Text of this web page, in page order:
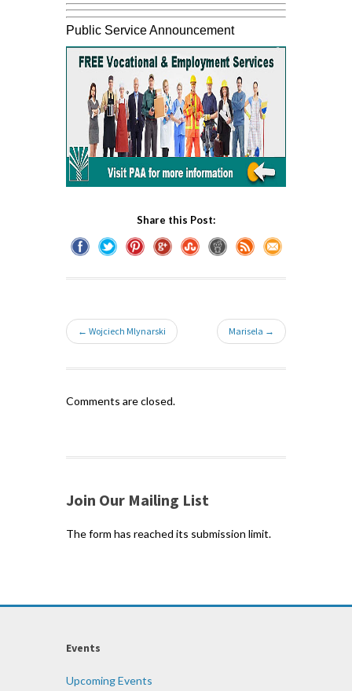
Public Service Announcement
Share this Post:
← Wojciech Mlynarski Marisela →
Comments are closed.
Join Our Mailing List
The form has reached its submission limit.
Events
Upcoming Events